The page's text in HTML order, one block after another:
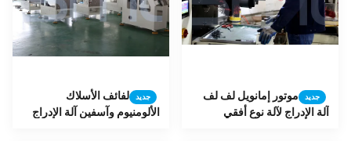
جديد
موتور إمانويل لف لف
آلة الإدراج لآلة نوع أفقي
جديد
لفائف الأسلاك
الألومنيوم وآسفين آلة الإدراج